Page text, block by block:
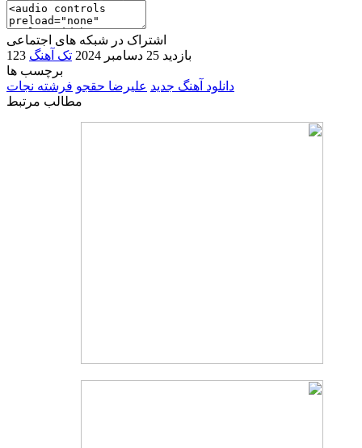
اشتراک در شبکه های اجتماعی
123 بازدید 25 دسامبر 2024
تک آهنگ
برچسب ها
دانلود آهنگ جدید علیرضا حقجو فرشته نجات
مطالب مرتبط